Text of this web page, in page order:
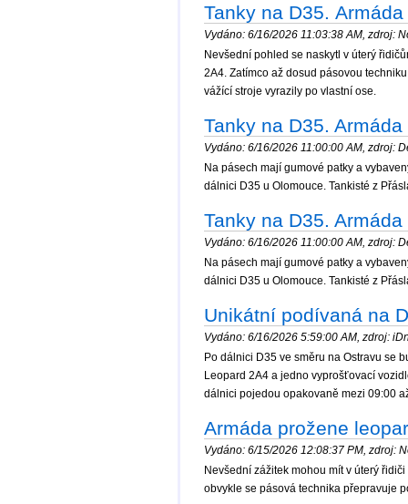
Tanky na D35.
Vydáno: 6/16/2026 11:03:38 AM, zdroj:
Nevšední pohled se naskytl v úterý
2A4. Zatímco až dosud pásovou
vážící stroje vyrazily po vlastní ose.
Tanky na D35.
Vydáno: 6/16/2026 11:00:00 AM, zdroj:
Na pásech mají gumové patky a
dálnici D35 u Olomouce. Tankisté z
Tanky na D35.
Vydáno: 6/16/2026 11:00:00 AM, zdroj:
Na pásech mají gumové patky a
dálnici D35 u Olomouce. Tankisté z
Unikátní podívaná na
Vydáno: 6/16/2026 5:59:00 AM, zdroj:
Po dálnici D35 ve směru na Ostravu se
Leopard 2A4 a jedno vyprošťovací
dálnici pojedou opakovaně mezi 09:00
Armáda prožene
Vydáno: 6/15/2026 12:08:37 PM, zdroj:
Nevšední zážitek mohou mít v úterý
obvykle se pásová technika přepravuje